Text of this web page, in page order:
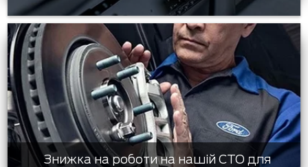
Знижка на роботи на нашій СТО для